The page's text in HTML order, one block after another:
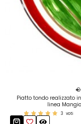
€
Piatto tondo realizzato
linea
3 voti